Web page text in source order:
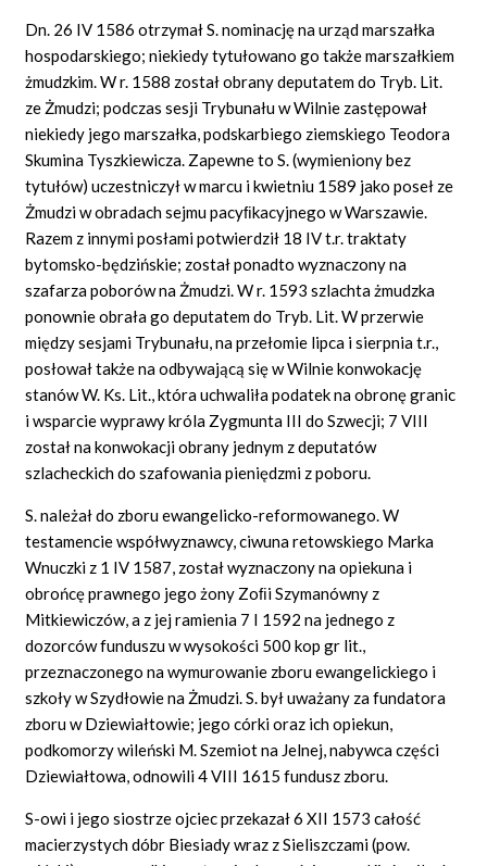
Dn. 26 IV 1586 otrzymał S. nominację na urząd marszałka
hospodarskiego; niekiedy tytułowano go także marszałkiem
żmudzkim. W r. 1588 został obrany deputatem do Tryb. Lit.
ze Żmudzi; podczas sesji Trybunału w Wilnie zastępował
niekiedy jego marszałka, podskarbiego ziemskiego Teodora
Skumina Tyszkiewicza. Zapewne to S. (wymieniony bez
tytułów) uczestniczył w marcu i kwietniu 1589 jako poseł ze
Żmudzi w obradach sejmu pacyﬁkacyjnego w Warszawie.
Razem z innymi posłami potwierdził 18 IV t.r. traktaty
bytomsko-będzińskie; został ponadto wyznaczony na
szafarza poborów na Żmudzi. W r. 1593 szlachta żmudzka
ponownie obrała go deputatem do Tryb. Lit. W przerwie
między sesjami Trybunału, na przełomie lipca i sierpnia t.r.,
posłował także na odbywającą się w Wilnie konwokację
stanów W. Ks. Lit., która uchwaliła podatek na obronę granic
i wsparcie wyprawy króla Zygmunta III do Szwecji; 7 VIII
został na konwokacji obrany jednym z deputatów
szlacheckich do szafowania pieniędzmi z poboru.
S. należał do zboru ewangelicko-reformowanego. W
testamencie współwyznawcy, ciwuna retowskiego Marka
Wnuczki z 1 IV 1587, został wyznaczony na opiekuna i
obrońcę prawnego jego żony Zoﬁi Szymanówny z
Mitkiewiczów, a z jej ramienia 7 I 1592 na jednego z
dozorców funduszu w wysokości 500 kop gr lit.,
przeznaczonego na wymurowanie zboru ewangelickiego i
szkoły w Szydłowie na Żmudzi. S. był uważany za fundatora
zboru w Dziewiałtowie; jego córki oraz ich opiekun,
podkomorzy wileński M. Szemiot na Jelnej, nabywca części
Dziewiałtowa, odnowili 4 VIII 1615 fundusz zboru.
S-owi i jego siostrze ojciec przekazał 6 XII 1573 całość
macierzystych dóbr Biesiady wraz z Sieliszczami (pow.